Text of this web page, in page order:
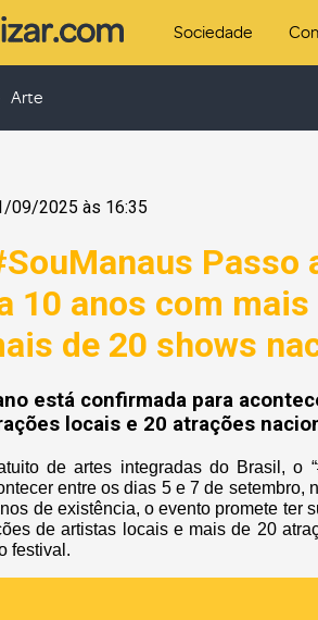
Sociedade
Arte
09/2025 às 16:35
Passo
10 anos com
de 20 shows
está confirmada para
locais e 20 atrações
de artes integradas do Brasil, o
entre os dias 5 e 7 de setembro,
de existência, o evento promete ter
de artistas locais e mais de 20
festival.